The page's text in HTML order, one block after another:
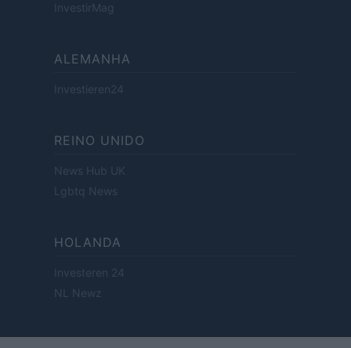
InvestirMag
ALEMANHA
Investieren24
REINO UNIDO
News Hub UK
Lgbtq News
HOLANDA
Investeren 24
NL Newz